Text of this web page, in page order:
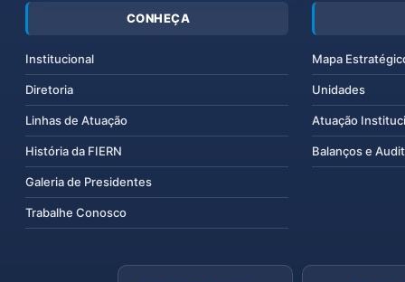
CONHEÇA
Institucional
Diretoria
Linhas de Atuação
História da FIERN
Galeria de Presidentes
Trabalhe Conosco
Mapa
Unidades
Atuação
Balanços e